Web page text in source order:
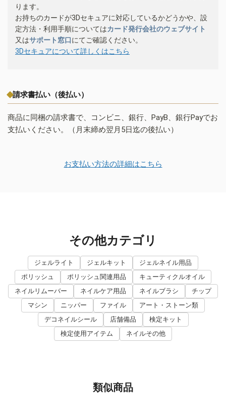
ります。
お持ちのカードが3Dセキュアに対応しているかどうかや、設
定方法・利用手順についてはカード発行会社のウェブサイト
又はサポート窓口にてご確認ください。
3Dセキュアについて詳しくはこちら
請求書払い（後払い）
商品に同梱の請求書で、コンビニ、銀行、PayB、銀行Payでお
支払いください。（月末締め翌月5日迄の後払い）
お支払い方法の詳細はこちら
その他カテゴリ
ジェルライト ジェルキット
ジェルネイル用品
ポリッシュ
ポリッシュ関連用品
キューティクルオイル
ネイルリムーバー
ネイルケア用品 ネイルブラシ
チップ
マシン
ニッパー ファイル
アート・ストーン類
デコネイルシール
店舗備品
検定キット
検定使用アイテム
ネイルその他
類似商品